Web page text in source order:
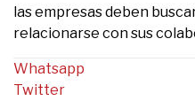
las empresas deben
relacionarse con sus
Whatsapp
Twitter